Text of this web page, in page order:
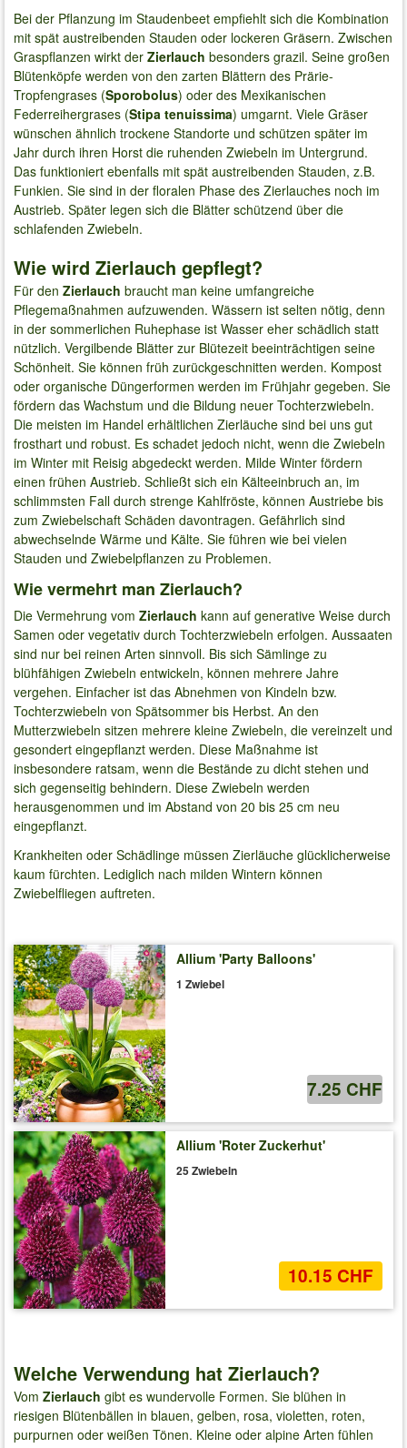
Bei der Pflanzung im Staudenbeet empfiehlt sich die Kombination
mit spät austreibenden Stauden oder lockeren Gräsern. Zwischen
Graspflanzen wirkt der Zierlauch besonders grazil. Seine großen
Blütenköpfe werden von den zarten Blättern des Prärie-
Tropfengrases (Sporobolus) oder des Mexikanischen
Federreihergrases (Stipa tenuissima) umgarnt. Viele Gräser
wünschen ähnlich trockene Standorte und schützen später im
Jahr durch ihren Horst die ruhenden Zwiebeln im Untergrund.
Das funktioniert ebenfalls mit spät austreibenden Stauden, z.B.
Funkien. Sie sind in der floralen Phase des Zierlauches noch im
Austrieb. Später legen sich die Blätter schützend über die
schlafenden Zwiebeln.
Wie wird Zierlauch gepflegt?
Für den Zierlauch braucht man keine umfangreiche
Pflegemaßnahmen aufzuwenden. Wässern ist selten nötig, denn
in der sommerlichen Ruhephase ist Wasser eher schädlich statt
nützlich. Vergilbende Blätter zur Blütezeit beeinträchtigen seine
Schönheit. Sie können früh zurückgeschnitten werden. Kompost
oder organische Düngerformen werden im Frühjahr gegeben. Sie
fördern das Wachstum und die Bildung neuer Tochterzwiebeln.
Die meisten im Handel erhältlichen Zierläuche sind bei uns gut
frosthart und robust. Es schadet jedoch nicht, wenn die Zwiebeln
im Winter mit Reisig abgedeckt werden. Milde Winter fördern
einen frühen Austrieb. Schließt sich ein Kälteeinbruch an, im
schlimmsten Fall durch strenge Kahlfröste, können Austriebe bis
zum Zwiebelschaft Schäden davontragen. Gefährlich sind
abwechselnde Wärme und Kälte. Sie führen wie bei vielen
Stauden und Zwiebelpflanzen zu Problemen.
Wie vermehrt man Zierlauch?
Die Vermehrung vom Zierlauch kann auf generative Weise durch
Samen oder vegetativ durch Tochterzwiebeln erfolgen. Aussaaten
sind nur bei reinen Arten sinnvoll. Bis sich Sämlinge zu
blühfähigen Zwiebeln entwickeln, können mehrere Jahre
vergehen. Einfacher ist das Abnehmen von Kindeln bzw.
Tochterzwiebeln von Spätsommer bis Herbst. An den
Mutterzwiebeln sitzen mehrere kleine Zwiebeln, die vereinzelt und
gesondert eingepflanzt werden. Diese Maßnahme ist
insbesondere ratsam, wenn die Bestände zu dicht stehen und
sich gegenseitig behindern. Diese Zwiebeln werden
herausgenommen und im Abstand von 20 bis 25 cm neu
eingepflanzt.
Krankheiten oder Schädlinge müssen Zierläuche glücklicherweise
kaum fürchten. Lediglich nach milden Wintern können
Zwiebelfliegen auftreten.
Allium 'Party Balloons'
1 Zwiebel
7.25 CHF
Allium 'Roter Zuckerhut'
25 Zwiebeln
10.15 CHF
Welche Verwendung hat Zierlauch?
Vom Zierlauch gibt es wundervolle Formen. Sie blühen in
riesigen Blütenbällen in blauen, gelben, rosa, violetten, roten,
purpurnen oder weißen Tönen. Kleine oder alpine Arten fühlen